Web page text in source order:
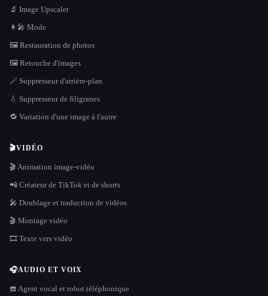
🔬 Image Upscaler
👩‍🎤 Mode
🖼️ Restauration de photos
🖼️ Retouche d'images
🪄 Suppresseur d'arrière-plan
💧 Suppresseur de filigranes
🔁 Variation d'une image à l'autre
🎬VIDÉO
🎬 Animation image-vidéo
📲 Créateur de TikTok et de shorts
🎤 Doublage et traduction de vidéos
🎬 Montage vidéo
🎞️ Texte vers vidéo
🎧AUDIO ET VOIX
☎️ Agent vocal et robot téléphonique